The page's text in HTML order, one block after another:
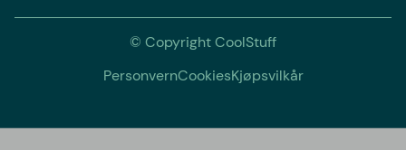
© Copyright CoolStuff
PersonvernCookiesKjøpsvilkår